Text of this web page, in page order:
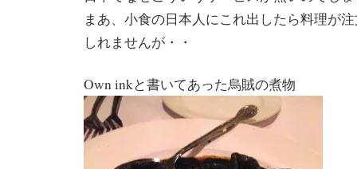
まあ、小食の日本人にこれ出したら料理が
しれませんが・・
Own inkと書いてあった烏賊の煮物